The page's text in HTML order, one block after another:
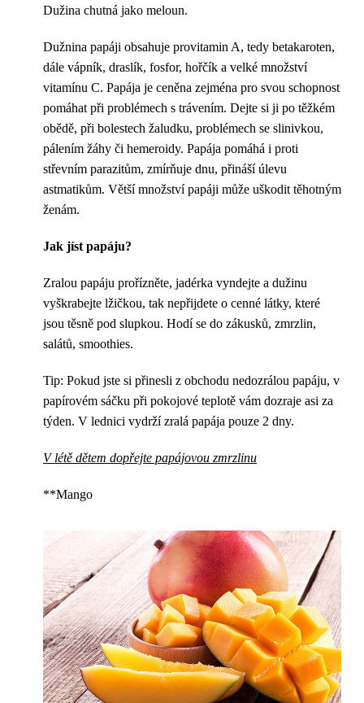
Dužina chutná jako meloun.
Dužnina papáji obsahuje provitamin A, tedy betakaroten,
dále vápník, draslík, fosfor, hořčík a velké množství
vitamínu C. Papája je ceněna zejména pro svou schopnost
pomáhat při problémech s trávením. Dejte si ji po těžkém
obědě, při bolestech žaludku, problémech se slinivkou,
pálením žáhy či hemeroidy. Papája pomáhá i proti
střevním parazitům, zmírňuje dnu, přináší úlevu
astmatikům. Větší množství papáji může uškodit těhotným
ženám.
Jak jíst papáju?
Zralou papáju prořízněte, jadérka vyndejte a dužinu
vyškrabejte lžičkou, tak nepřijdete o cenné látky, které
jsou těsně pod slupkou. Hodí se do zákusků, zmrzlin,
salátů, smoothies.
Tip: Pokud jste si přinesli z obchodu nedozrálou papáju, v
papírovém sáčku při pokojové teplotě vám dozraje asi za
týden. V lednici vydrží zralá papája pouze 2 dny.
V létě dětem dopřejte papájovou zmrzlinu
**Mango